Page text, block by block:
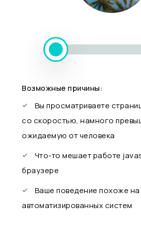
Возможные причины:
Вы просматриваете
со скоростью, намного
ожидаемую от человека
Что-то мешает работе
браузере
Ваше поведение похоже на
автоматизированных систем